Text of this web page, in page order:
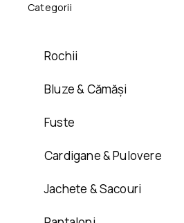
Categorii
Rochii
Bluze & Cămăși
Fuste
Cardigane & Pulovere
Jachete & Sacouri